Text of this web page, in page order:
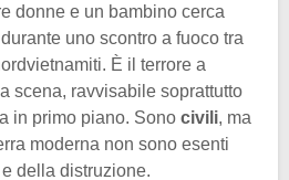
donne e un bambino cerca
uno scontro a fuoco tra
È il terrore a
scena, ravvisabile soprattutto
in primo piano. Sono civili, ma
moderna non sono esenti
della distruzione.